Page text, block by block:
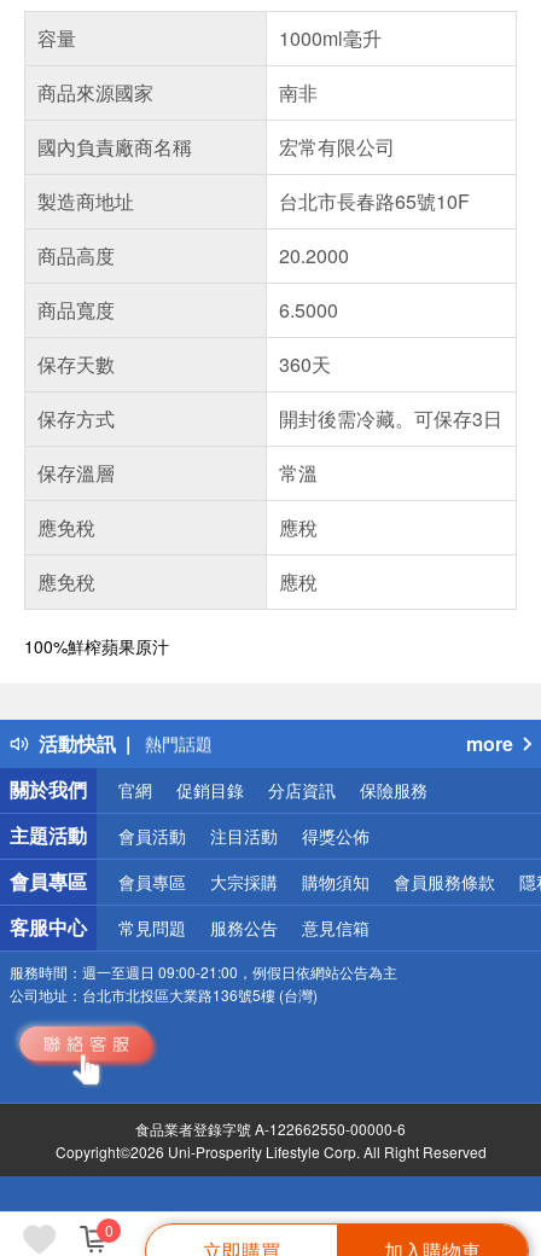
0
立即購買 加入購物車
容量
1000ml毫升
商品來源國家
南非
國內負責廠商名稱
宏常有限公司
製造商地址
台北市長春路65號10F
商品高度
20.2000
商品寬度
6.5000
保存天數
360天
保存方式
開封後需冷藏。可保存3日
保存溫層
常溫
應免稅
應稅
應免稅
應稅
100%鮮榨蘋果原汁
活動快訊
得獎公告
熱門話題
銀行優惠
偏遠地區配送
詐騙網頁！請小心！
more
關於我們
官網 促銷目錄 分店資訊 保險服務
主題活動 會員活動 注目活動 得獎公佈
會員專區 會員專區 大宗採購 購物須知 會員服務條款 隱
客服中心 常見問題 服務公告 意見信箱
服務時間： 週一至週日 09:00-21:00，例假日依網站公告為主
公司地址： 台北市北投區大業路136號5樓 (台灣)
食品業者登錄字號 A-122662550-00000-6
Copyright©2026 Uni-Prosperity Lifestyle Corp. All Right Reserved